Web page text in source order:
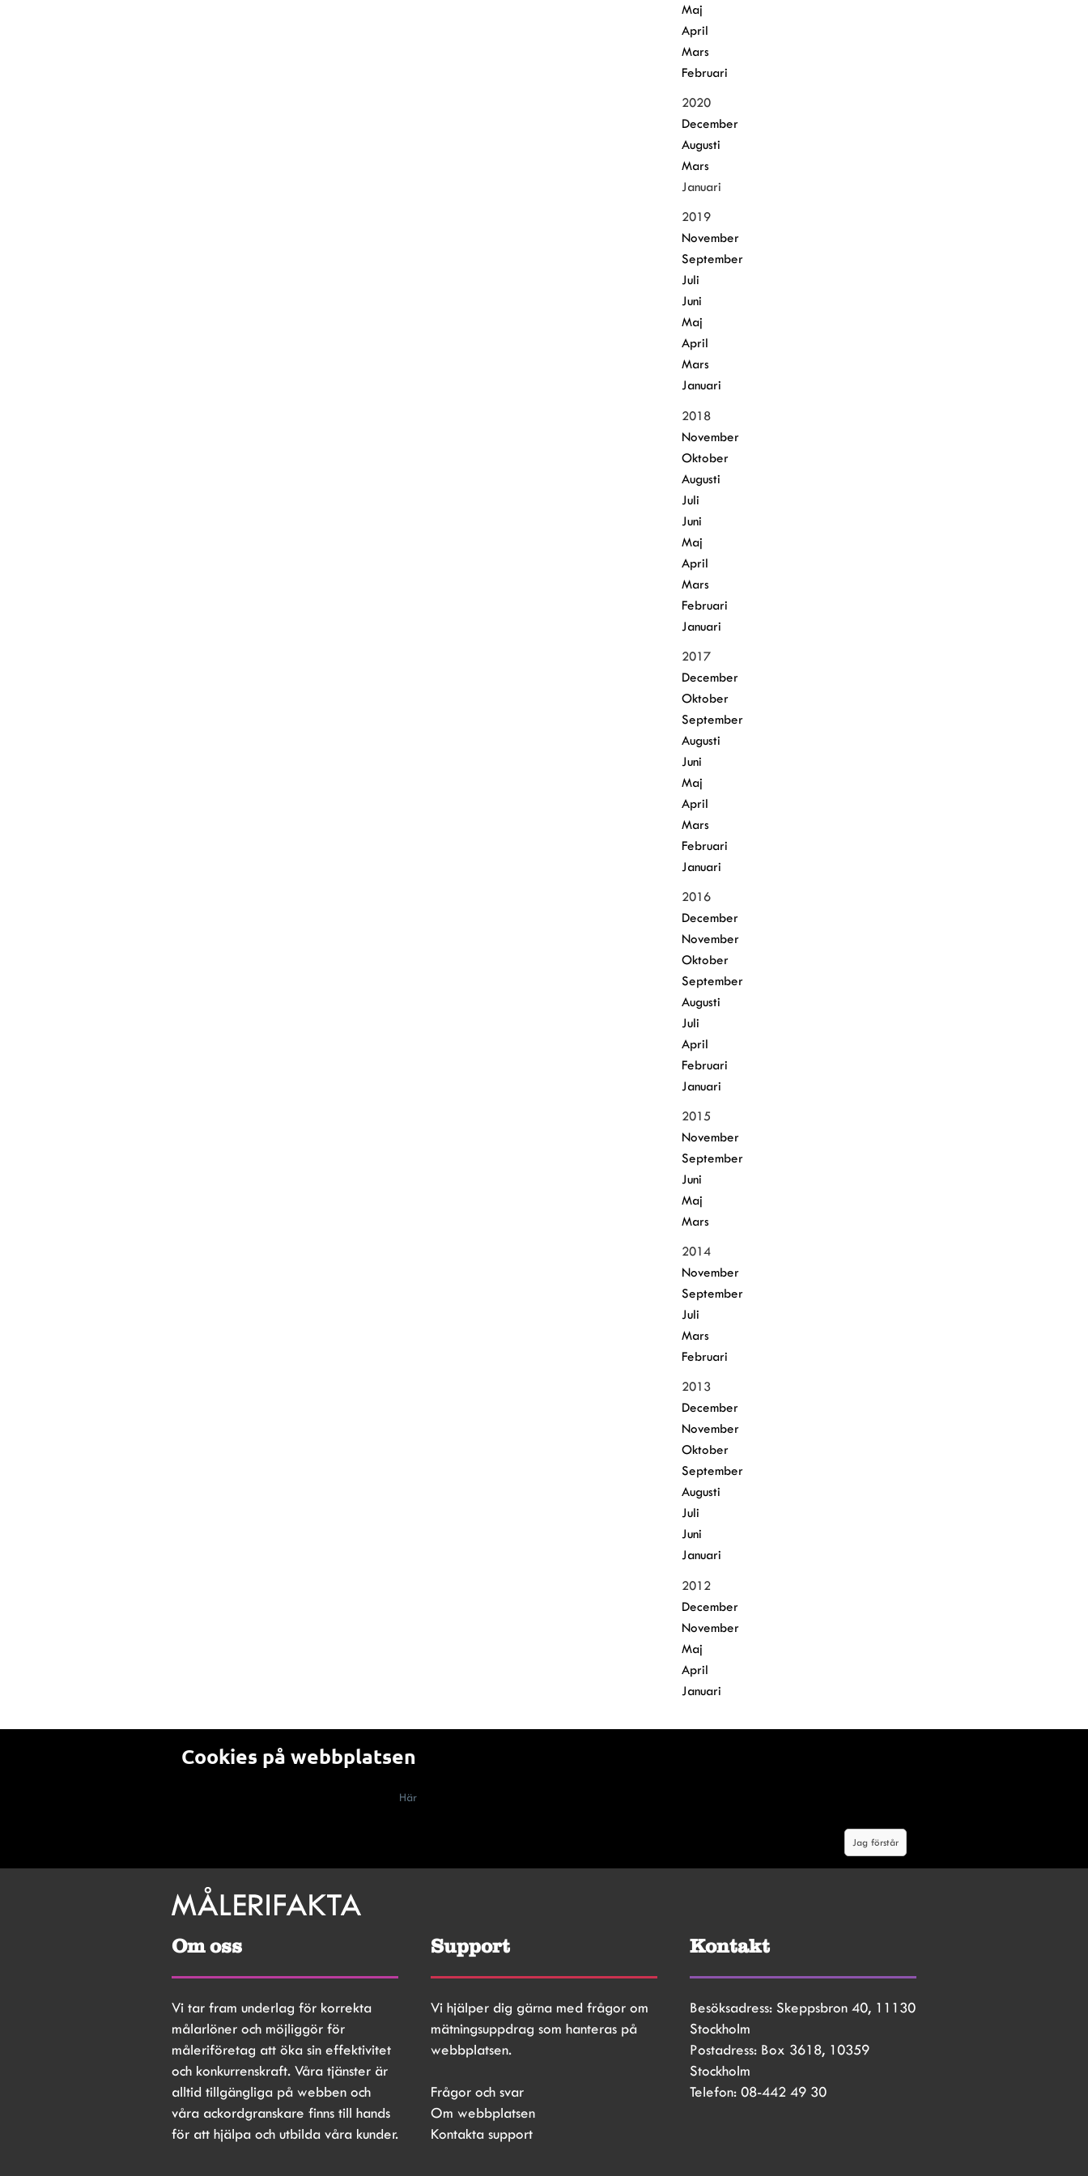
Maj
April
Mars
Februari
2020
December
Augusti
Mars
Januari
2019
November
September
Juli
Juni
Maj
April
Mars
Januari
2018
November
Oktober
Augusti
Juli
Juni
Maj
April
Mars
Februari
Januari
2017
December
Oktober
September
Augusti
Juni
Maj
April
Mars
Februari
Januari
2016
December
November
Oktober
September
Augusti
Juli
April
Februari
Januari
2015
November
September
Juni
Maj
Mars
2014
November
September
Juli
Mars
Februari
2013
December
November
Oktober
September
Augusti
Juli
Juni
Januari
2012
December
November
Maj
April
Januari
Cookies på webbplatsen
Här
Jag förstår
Om oss
Vi tar fram underlag för korrekta
målarlöner och möjliggör för
måleriföretag att öka sin effektivitet
och konkurrenskraft. Våra tjänster är
alltid tillgängliga på webben och
våra ackordgranskare finns till hands
för att hjälpa och utbilda våra kunder.
Support
Vi hjälper dig gärna med frågor om
mätningsuppdrag som hanteras på
webbplatsen.
Frågor och svar
Om webbplatsen
Kontakta support
Kontakt
Besöksadress: Skeppsbron 40, 11130
Stockholm
Postadress: Box 3618, 10359
Stockholm
Telefon: 08-442 49 30